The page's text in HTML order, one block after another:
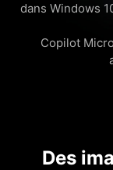
dans Windows
Copilot
Des